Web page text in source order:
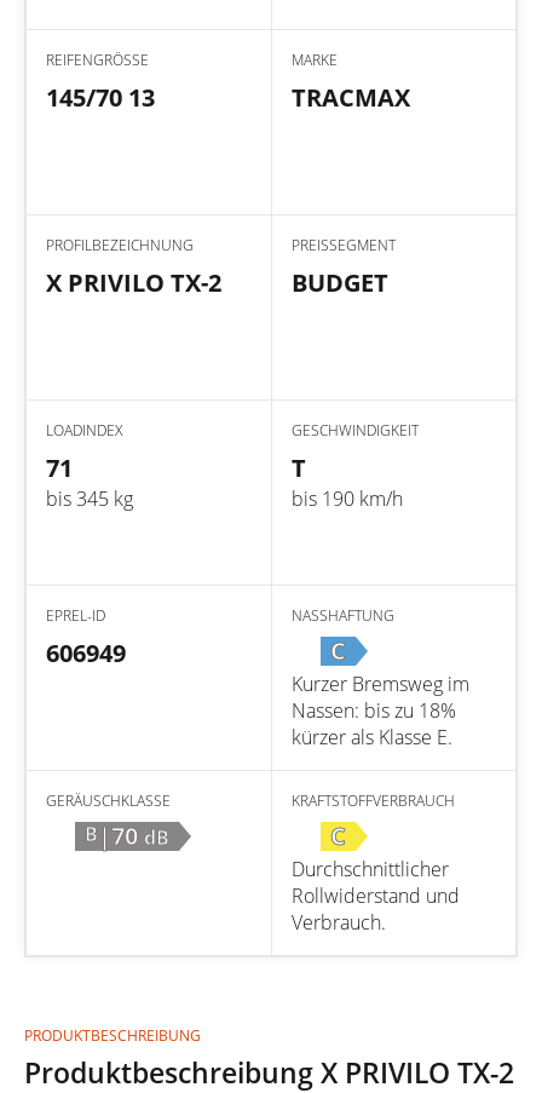
REIFENGRÖSSE
145/70 13
MARKE
TRACMAX
PROFILBEZEICHNUNG
X PRIVILO TX-2
PREISSEGMENT
BUDGET
LOADINDEX
71
bis 345 kg
GESCHWINDIGKEIT
T
bis 190 km/h
EPREL-ID
606949
NASSHAFTUNG
C
Kurzer Bremsweg im
Nassen: bis zu 18%
kürzer als Klasse E.
GERÄUSCHKLASSE
B |70 dB
KRAFTSTOFFVERBRAUCH
C
Durchschnittlicher
Rollwiderstand und
Verbrauch.
PRODUKTBESCHREIBUNG
Produktbeschreibung X PRIVILO TX-2